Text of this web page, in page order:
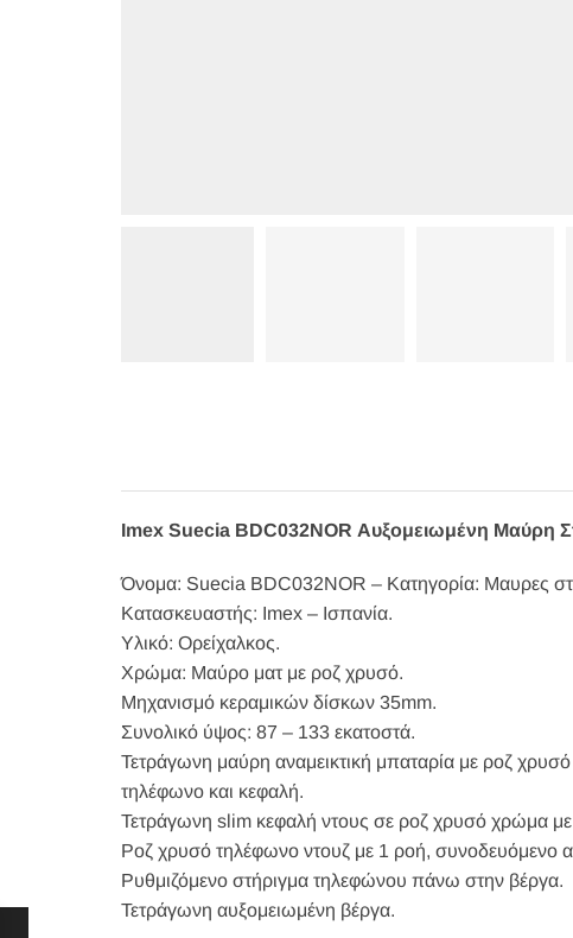
Imex Suecia BDC032NOR Αυξομειωμένη Μαύρη
Όνομα: Suecia BDC032NOR – Κατηγορία: Μαυρες
Κατασκευαστής: Imex – Ισπανία.
Υλικό: Ορείχαλκος.
Χρώμα: Μαύρο ματ με ροζ χρυσό.
Μηχανισμό κεραμικών δίσκων 35mm.
Συνολικό ύψος: 87 – 133 εκατοστά.
Τετράγωνη μαύρη αναμεικτική μπαταρία με ροζ
τηλέφωνο και κεφαλή.
Τετράγωνη slim κεφαλή ντους σε ροζ χρυσό χρώμα με
Ροζ χρυσό τηλέφωνο ντουζ με 1 ροή,
Ρυθμιζόμενο στήριγμα τηλεφώνου πάνω στην βέργα.
Τετράγωνη αυξομειωμένη βέργα.